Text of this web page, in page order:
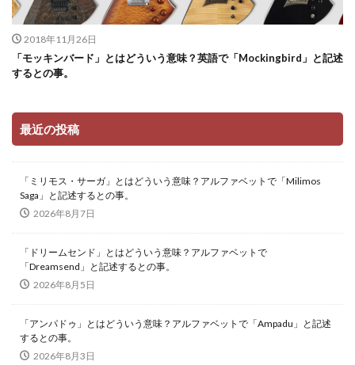
2018年11月26日
「モッキンバード」とはどういう意味？英語で「Mockingbird」と記述
するとの事。
最近の投稿
「ミリモス・サーガ」とはどういう意味？アルファベットで「Milimos
Saga」と記述するとの事。
2026年8月7日
「ドリームセンド」とはどういう意味？アルファベットで
「Dreamsend」と記述するとの事。
2026年8月5日
「アンパドゥ」とはどういう意味？アルファベットで「Ampadu」と記述
するとの事。
2026年8月3日